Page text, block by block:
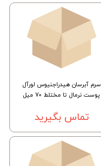
سرم آبرسان هیدراجنیوس لورآل
پوست نرمال تا مختلط 70 میل
تماس بگیرید